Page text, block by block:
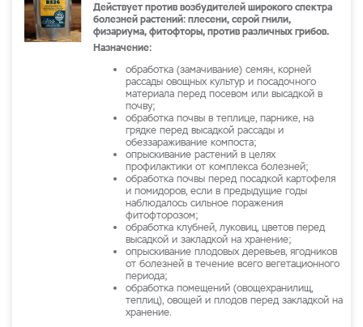
Действует против возбудителей широкого спектра
болезней растений: плесени, серой гнили,
физариума, фитофторы, против различных грибов.
Назначение:
обработка (замачивание) семян, корней
рассады овощных культур и посадочного
материала перед посевом или высадкой в
почву;
обработка почвы в теплице, парнике, на
грядке перед высадкой рассады и
обеззараживание компоста;
опрыскивание растений в целях
профилактики от комплекса болезней;
обработка почвы перед посадкой картофеля
и помидоров, если в предыдущие годы
наблюдалось сильное поражения
фитофторозом;
обработка клубней, луковиц, цветов перед
высадкой и закладкой на хранение;
опрыскивание плодовых деревьев, ягодников
от болезней в течение всего вегетационного
периода;
обработка помещений (овощехранилищ,
теплиц), овощей и плодов перед закладкой на
хранение.